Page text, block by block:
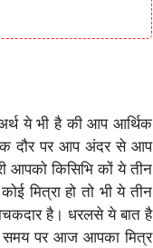
अर्थ ये भी है की आप आर्थिक
दौर पर आप अंदर से आप
आपको किसिभि कों ये तीन
मित्रा हो तो भी ये तीन
है। धरलसे ये बात है
समय पर आज आपका मित्र